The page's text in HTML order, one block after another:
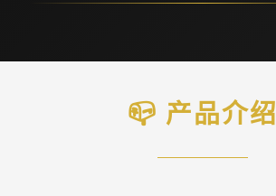
📪 产品介绍